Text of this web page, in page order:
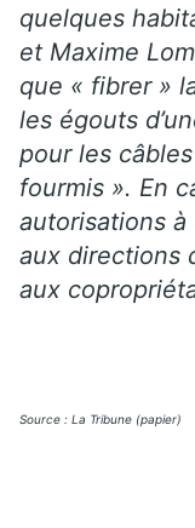
quelques
et Maxime
que « fibrer »
les égouts
pour les
fourmis ». En
autorisations à
aux directions
aux
Source : La Tribune (papier)